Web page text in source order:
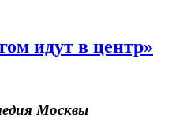
идут в центр»
Москвы